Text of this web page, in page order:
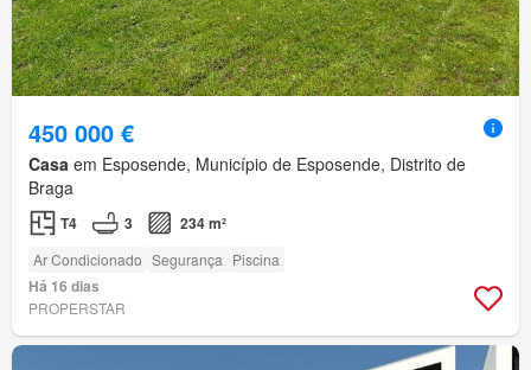
450 000 €
Casa em Esposende, Município de Esposende, Distrito de
Braga
T4 3 234 m²
Ar Condicionado Segurança Piscina
Há 16 dias
PROPERSTAR